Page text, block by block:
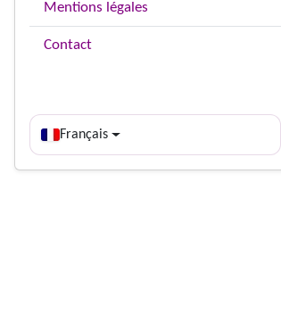
Mentions légales
Contact
Français